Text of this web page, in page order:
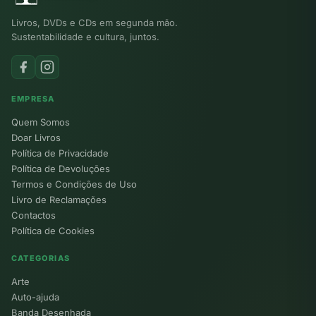
Livros, DVDs e CDs em segunda mão.
Sustentabilidade e cultura, juntos.
EMPRESA
Quem Somos
Doar Livros
Política de Privacidade
Política de Devoluções
Termos e Condições de Uso
Livro de Reclamações
Contactos
Política de Cookies
CATEGORIAS
Arte
Auto-ajuda
Banda Desenhada